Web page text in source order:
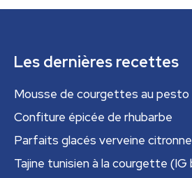
Les dernières recettes
Mousse de courgettes au pesto
Confiture épicée de rhubarbe
Parfaits glacés verveine
Tajine tunisien à la courgette (IG